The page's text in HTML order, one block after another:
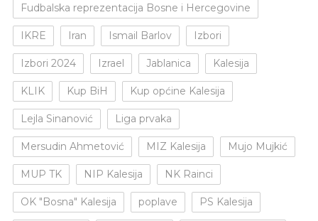
Fudbalska reprezentacija Bosne i Hercegovine
IKRE Iran Ismail Barlov Izbori
Izbori 2024 Izrael Jablanica Kalesija
KLIK Kup BiH Kup općine Kalesija
Lejla Sinanović Liga prvaka
Mersudin Ahmetović MIZ Kalesija Mujo Mujkić
MUP TK NIP Kalesija NK Rainci
OK "Bosna" Kalesija poplave PS Kalesija